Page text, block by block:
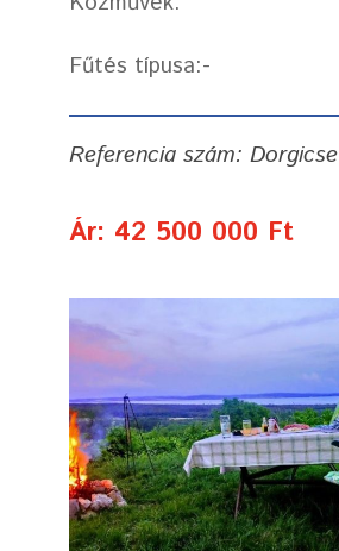
Fűtés típusa:-
Referencia szám: Dorgicse
Ár: 42 500 000 Ft